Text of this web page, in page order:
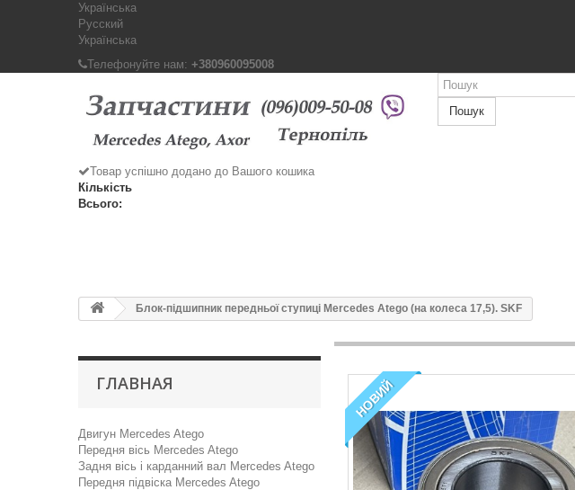
Українська
Русский
Українська
Телефонуйте нам: +380960095008
Пошук
Товар успішно додано до Вашого кошика
Кількість
Всього:
Блок-підшипник передньої ступиці Mercedes Atego (на колеса 17,5). SKF
ГЛАВНАЯ
Двигун Mercedes Atego
Передня вісь Mercedes Atego
Задня вісь і карданний вал Mercedes Atego
Передня підвіска Mercedes Atego
НОВИЙ